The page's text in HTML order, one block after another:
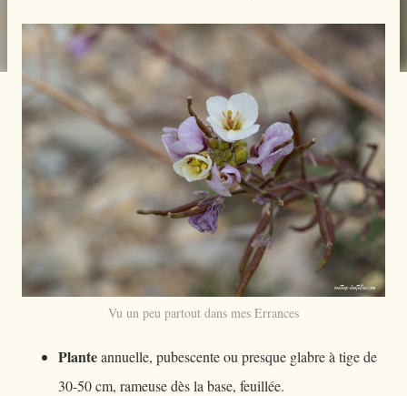
Vu un peu partout dans mes Errances
Planteannuelle, pubescente ou presque glabre à tige de
30-50 cm, rameuse dès la base, feuillée.